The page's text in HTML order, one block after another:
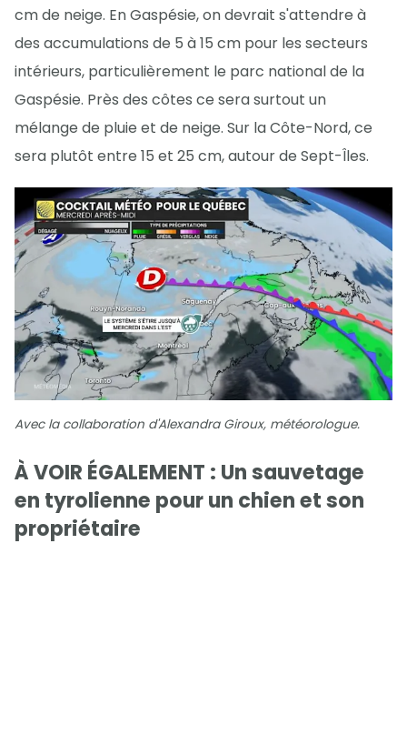
cm de neige. En Gaspésie, on devrait s'attendre à
des accumulations de 5 à 15 cm pour les secteurs
intérieurs, particulièrement le parc national de la
Gaspésie. Près des côtes ce sera surtout un
mélange de pluie et de neige. Sur la Côte-Nord, ce
sera plutôt entre 15 et 25 cm, autour de Sept-Îles.
Avec la collaboration d'Alexandra Giroux, météorologue.
À VOIR ÉGALEMENT : Un sauvetage
en tyrolienne pour un chien et son
propriétaire